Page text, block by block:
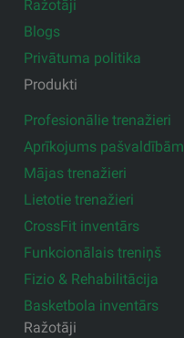
Ražotāji
Blogs
Privātuma politika
Produkti
Profesionālie trenažieri
Aprīkojums pašvaldībām
Mājas trenažieri
Lietotie trenažieri
CrossFit inventārs
Funkcionālais treniņš
Fizio & Rehabilitācija
Basketbola inventārs
Ražotāji